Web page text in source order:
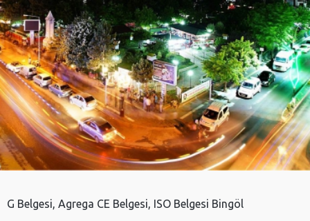
G Belgesi, Agrega CE Belgesi, ISO Belgesi Bingöl